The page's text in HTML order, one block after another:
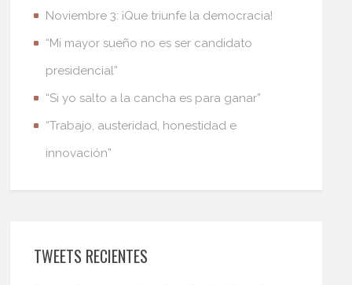
Noviembre 3: ¡Que triunfe la democracia!
“Mi mayor sueño no es ser candidato
presidencial”
“Si yo salto a la cancha es para ganar”
“Trabajo, austeridad, honestidad e
innovación”
TWEETS RECIENTES